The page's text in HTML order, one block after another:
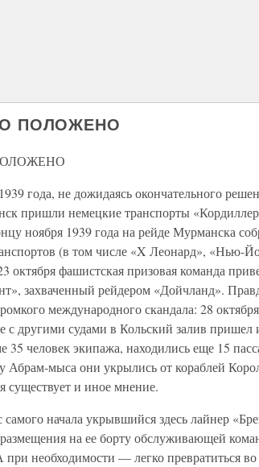
ПОЛОЖЕНО
года, не дожидаясь окончательного
пришли немецкие транспорты
ноября 1939 года на рейде Мурманска
(в том числе «X Леонард», «Нью-
октября фашистская призовая команда
захваченный рейдером «Дойчланд».
международного скандала: 28
другими судами в Кольский залив пришел
35 человек экипажа, находились еще 15
Абрам-мыса они укрылись от кораблей
существует и иное мнение.
самого начала укрывшийся здесь лайнер
на ее борту обслуживающей
при необходимости — легко превратиться